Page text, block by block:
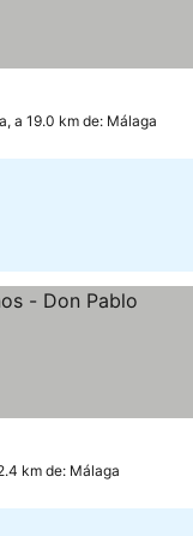
a 19.0 km de: Málaga
km de: Málaga